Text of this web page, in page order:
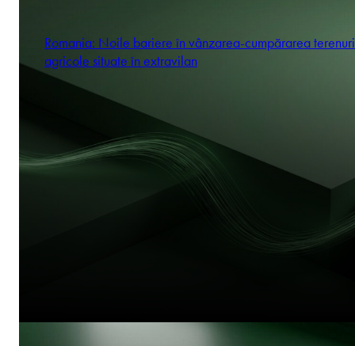
Romania: Noile bariere în vânzarea-cumpărarea
agricole situate în extravilan